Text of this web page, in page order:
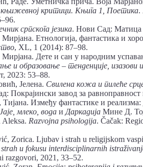
књижевној критици. Књига 1, Поетика.
српскога језика. Нови Сад: Матица
Етнологија, фантастика и
, XL, 1 (2014): 87–98.
Мирјана. Дете и сан у народним
и образовање – тенденције, изазови
2023: 53–88.
Јелена. Свилена кожа и пилеће
Покрајински завод за равноправност
Између фантастике и
Јаје, млеко, вода и Даркадија Мине Д.
Razvojna psihologija. Čačak:
Zorica. Ljubav i strah u religijskom
u fokusu interdisciplinarnih
razgovori, 2021, 33–52.